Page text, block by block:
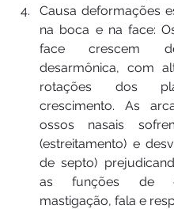
Causa deformações
na boca e na face:
face crescem
desarmônica, com
rotações dos
crescimento. As
ossos nasais
(estreitamento) e
de septo)
as funções de
mastigação, fala e